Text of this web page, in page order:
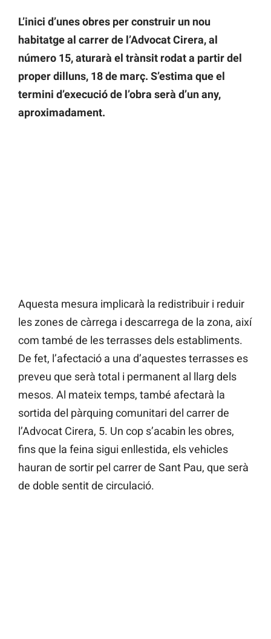
L’inici d’unes obres per construir un nou
habitatge al carrer de l’Advocat Cirera, al
número 15, aturarà el trànsit rodat a partir del
proper dilluns, 18 de març. S’estima que el
termini d’execució de l’obra serà d’un any,
aproximadament.
Aquesta mesura implicarà la redistribuir i reduir
les zones de càrrega i descarrega de la zona, així
com també de les terrasses dels establiments.
De fet, l’afectació a una d’aquestes terrasses es
preveu que serà total i permanent al llarg dels
mesos. Al mateix temps, també afectarà la
sortida del pàrquing comunitari del carrer de
l’Advocat Cirera, 5. Un cop s’acabin les obres,
fins que la feina sigui enllestida, els vehicles
hauran de sortir pel carrer de Sant Pau, que serà
de doble sentit de circulació.